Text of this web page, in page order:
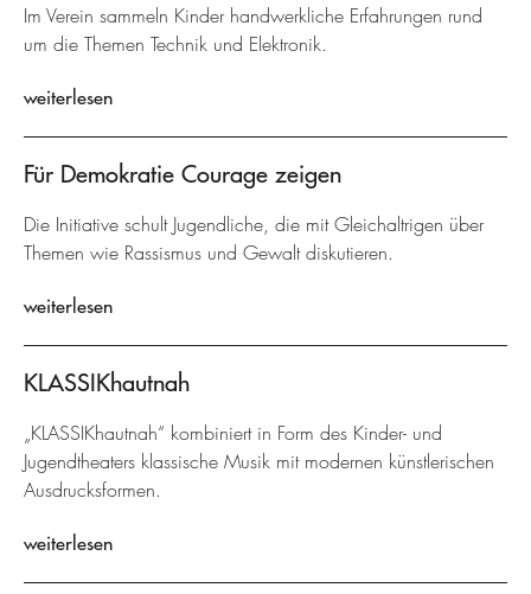
Im Verein sammeln Kinder handwerkliche Erfahrungen rund
um die Themen Technik und Elektronik.
weiterlesen
Für Demokratie Courage zeigen
Die Initiative schult Jugendliche, die mit Gleichaltrigen über
Themen wie Rassismus und Gewalt diskutieren.
weiterlesen
KLASSIKhautnah
„KLASSIKhautnah“ kombiniert in Form des Kinder- und
Jugendtheaters klassische Musik mit modernen künstlerischen
Ausdrucksformen.
weiterlesen